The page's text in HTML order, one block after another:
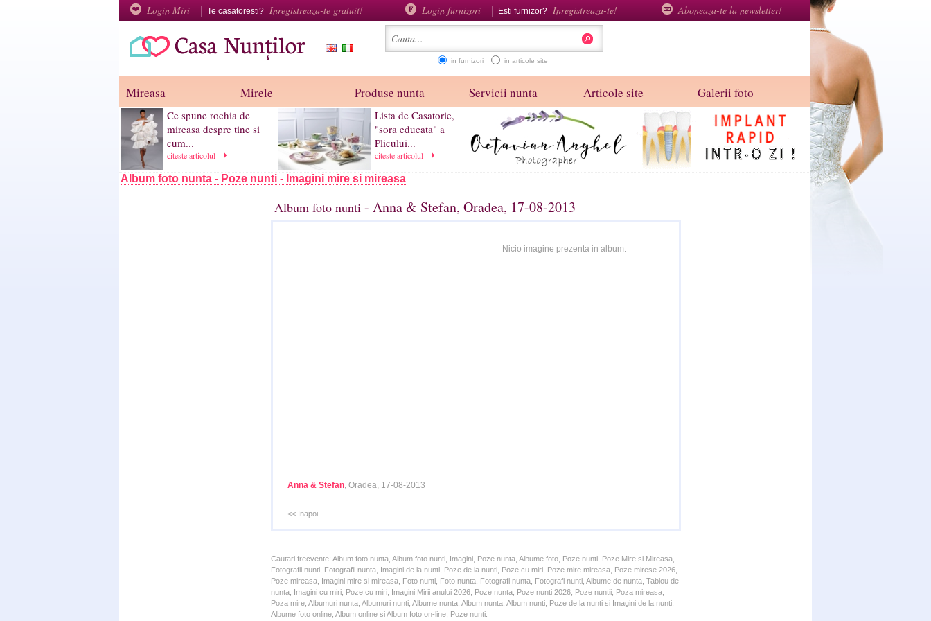
Login Miri Te casatoresti? Inregistreaza-te gratuit! Login furnizori Esti furnizor? Inregistreaza-te! Aboneaza-te la newsletter!
in furnizori in articole site
Mireasa Mirele Produse nunta Servicii nunta Articole site Galerii foto
Ce spune rochia de
mireasa despre tine si
cum...
citeste articolul
Lista de Casatorie,
"sora educata" a
Plicului...
citeste articolul
Album foto nunta - Poze nunti - Imagini mire si mireasa
Album foto nunti - Anna & Stefan, Oradea, 17-08-2013
Nicio imagine prezenta in album.
Anna & Stefan, Oradea, 17-08-2013
<< Inapoi
Cautari frecvente: Album foto nunta, Album foto nunti, Imagini, Poze nunta, Albume foto, Poze nunti, Poze Mire si Mireasa,
Fotografii nunti, Fotografii nunta, Imagini de la nunti, Poze de la nunti, Poze cu miri, Poze mire mireasa, Poze mirese 2026,
Poze mireasa, Imagini mire si mireasa, Foto nunti, Foto nunta, Fotografi nunta, Fotografi nunti, Albume de nunta, Tablou de
nunta, Imagini cu miri, Poze cu miri, Imagini Mirii anului 2026, Poze nunta, Poze nunti 2026, Poze nuntii, Poza mireasa,
Poza mire, Albumuri nunta, Albumuri nunti, Albume nunta, Album nunta, Album nunti, Poze de la nunti si Imagini de la nunti,
Albume foto online, Album online si Album foto on-line, Poze nunti.